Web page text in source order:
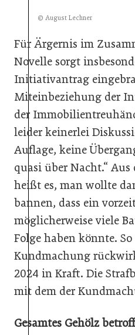
© August Lechner
Für Ärgernis im
Novelle sorgt
Initiativantrag
Miteinbeziehung der
der
leider keinerlei
Auflage, keine
quasi über Nacht.“
heißt es, man wollte
bannen, dass ein
möglicherweise viele
Folge haben könnte.
Kundmachung
2024 in Kraft. Die
mit dem der
Gesamtes Gehölz